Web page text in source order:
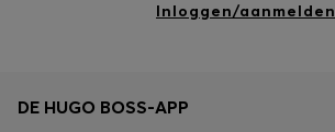
Inloggen/aanmelden
DE HUGO BOSS-APP